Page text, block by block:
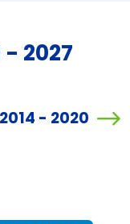
2027
- 2020